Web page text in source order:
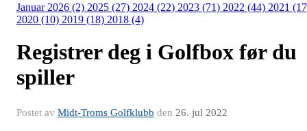
Januar 2026 (2) 2025 (27) 2024 (22) 2023 (71) 2022 (44) 2021
2020 (10) 2019 (18) 2018 (4)
Registrer deg i Golfbox før du
spiller
Postet av Midt-Troms Golfklubb den 26. jul 2022